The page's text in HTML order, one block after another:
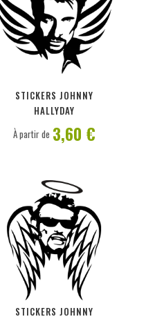
STICKERS JOHNNY
HALLYDAY
À partir de 3,60 €
STICKERS JOHNNY
PERSONNALISER